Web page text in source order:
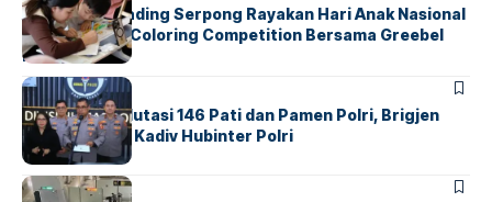
Atria Hotel Gading Serpong Rayakan Hari Anak Nasional
Lewat Family Coloring Competition Bersama Greebel
Indonesia
BERITA
Mabes Polri Mutasi 146 Pati dan Pamen Polri, Brigjen
Untung Jabat Kadiv Hubinter Polri
BANDARABERITA